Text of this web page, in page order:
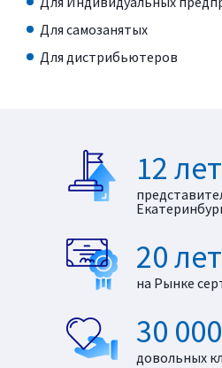
Для самозанятых
Для дистрибьютеров
12 лет
20 лет
на Рынке
30 000
довольных